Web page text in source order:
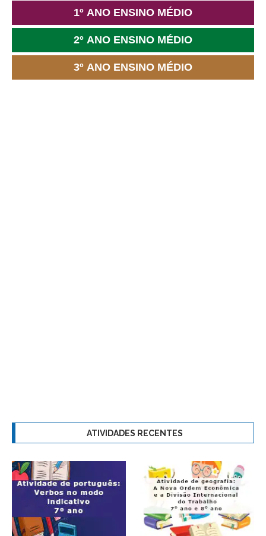
1º ANO ENSINO MÉDIO
2º ANO ENSINO MÉDIO
3º ANO ENSINO MÉDIO
ATIVIDADES RECENTES